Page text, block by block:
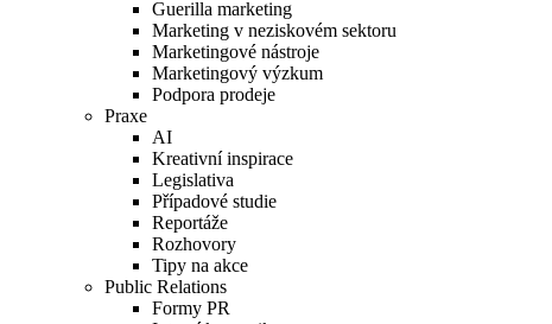
Guerilla marketing
Marketing v neziskovém sektoru
Marketingové nástroje
Marketingový výzkum
Podpora prodeje
Praxe
AI
Kreativní inspirace
Legislativa
Případové studie
Reportáže
Rozhovory
Tipy na akce
Public Relations
Formy PR